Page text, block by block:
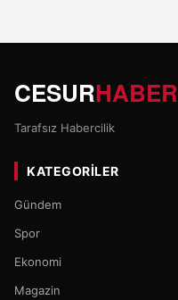
CESURHABER
Tarafsız Habercilik
KATEGORILER
Gündem
Spor
Ekonomi
Magazin